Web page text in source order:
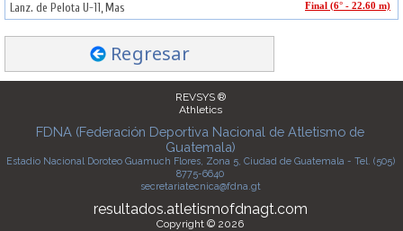
Lanz. de Pelota U-11, Mas Final (6° - 22.60 m)
Regresar
REVSYS ®
Athletics
FDNA (Federación Deportiva Nacional de Atletismo de
Guatemala)
Estadio Nacional Doroteo Guamuch Flores, Zona 5, Ciudad de Guatemala - Tel. (505)
8775-6640
secretariatecnica@fdna.gt
resultados.atletismofdnagt.com
Copyright © 2026